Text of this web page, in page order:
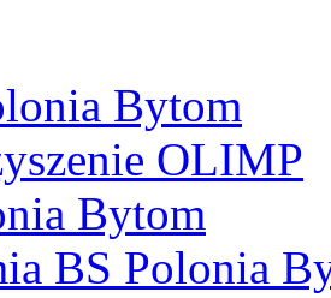
Bytom
OLIMP
Bytom
BS Polonia